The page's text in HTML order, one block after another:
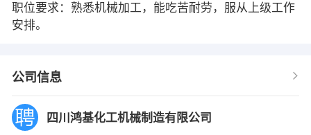
职位要求：熟悉机械加工，能吃苦耐劳，服从上级工作
安排。
公司信息
四川鸿基化工机械制造有限公司